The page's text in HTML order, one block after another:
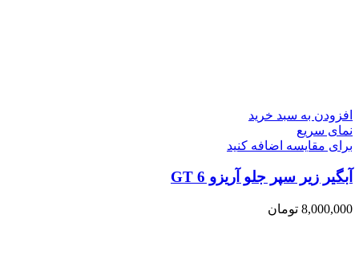
افزودن به سبد خرید
نمای سریع
برای مقایسه اضافه کنید
آبگیر زیر سپر جلو آریزو 6 GT
8,000,000 تومان